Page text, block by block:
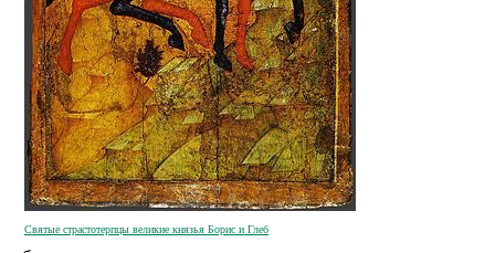
Святые страстотерпцы великие князья Борис и Глеб